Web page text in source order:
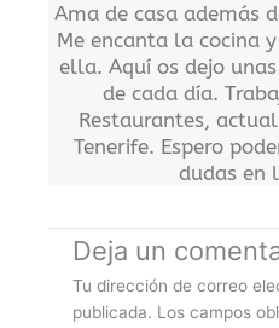
Ama de casa además
Me encanta la cocina
ella. Aquí os dejo
de cada día.
Restaurantes,
Tenerife. Espero
dudas en
Deja un
Tu dirección de correo
publicada. Los campos